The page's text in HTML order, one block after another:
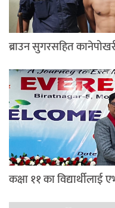
ब्राउन सुगरसहित
कक्षा ११ का विद्यार्थीलाई